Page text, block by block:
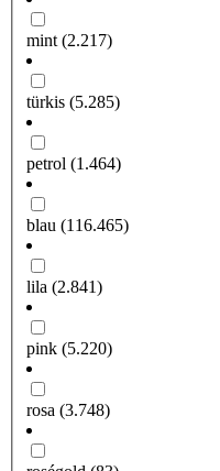
mint (2.217)
türkis (5.285)
petrol (1.464)
blau (116.465)
lila (2.841)
pink (5.220)
rosa (3.748)